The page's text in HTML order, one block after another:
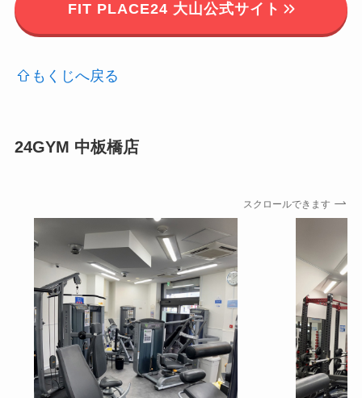
FIT PLACE24 大山公式サイト
もくじへ戻る
24GYM 中板橋店
スクロールできます